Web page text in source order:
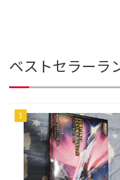
ベストセラーラ